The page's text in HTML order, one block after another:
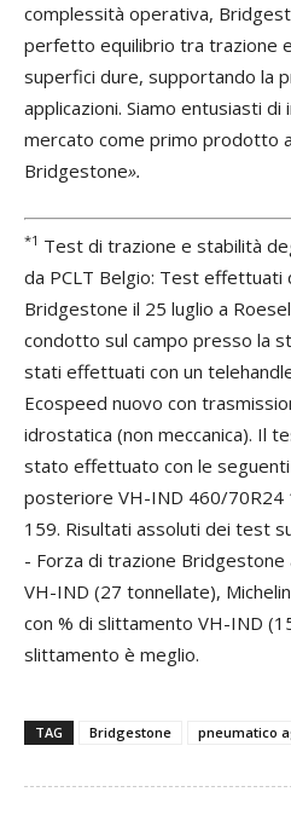
complessità operativa,
perfetto equilibrio tra trazione
superfici dure, supportando la
applicazioni. Siamo entusiasti
mercato come primo prodotto
Bridgestone».
*1 Test di trazione e stabilità
da PCLT Belgio: Test effettuati
Bridgestone il 25 luglio a
condotto sul campo presso la
stati effettuati con un
Ecospeed nuovo con
idrostatica (non meccanica). Il
stato effettuato con le
posteriore VH-IND 460/70R24
159. Risultati assoluti dei test
- Forza di trazione
VH-IND (27 tonnellate),
con % di slittamento VH-IND
slittamento è meglio.
TAG Bridgestone pneumatico